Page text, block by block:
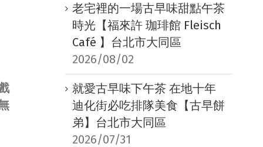
老宅裡的一場古早味甜點午茶
時光【福來許 珈琲館 Fleisch
Café 】台北市大同區
2026/08/02
就愛古早味下午茶 在地十年
迪化街必吃排隊美食【古早餅
弟】台北市大同區
2026/07/31